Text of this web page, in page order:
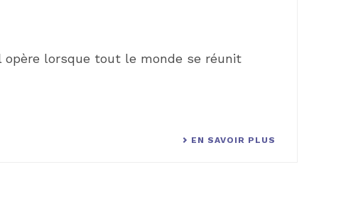
opère lorsque tout le monde se réunit
EN SAVOIR PLUS